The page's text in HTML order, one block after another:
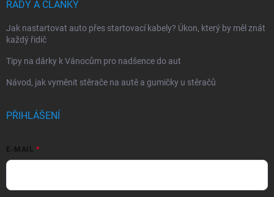
RADY A ČLÁNKY
Jak nastartovat auto přes startovací kabely? Úkon, který by měl znát
každý řidič
Tipy na dárky k Vánocům pro nadšence do aut
Návod, jak vyměnit stěrače na autě a gumičky u stěračů
PŘIHLÁŠENÍ
E-MAIL